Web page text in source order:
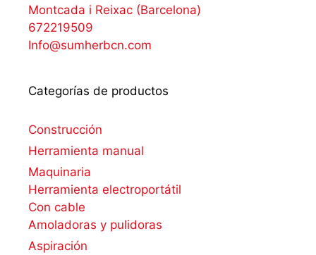
Montcada i Reixac (Barcelona)
672219509
Info@sumherbcn.com
Categorías de productos
Construcción
Herramienta manual
Maquinaria
Herramienta electroportátil
Con cable
Amoladoras y pulidoras
Aspiración